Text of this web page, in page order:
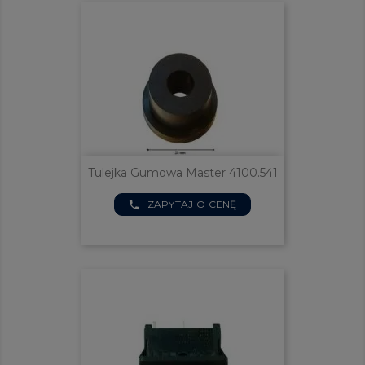
Tulejka Gumowa Master 4100.541
phone ZAPYTAJ O CENĘ